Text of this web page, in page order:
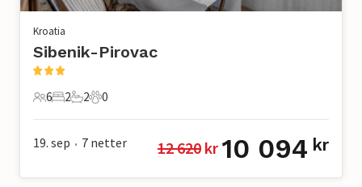
Kroatia
Sibenik-Pirovac
6 Gjester
6
2 Soverom
2
2 Bad
2
0 Kjæledyr
0
19. sep • 7 netter 12 620 kr 10 094 kr